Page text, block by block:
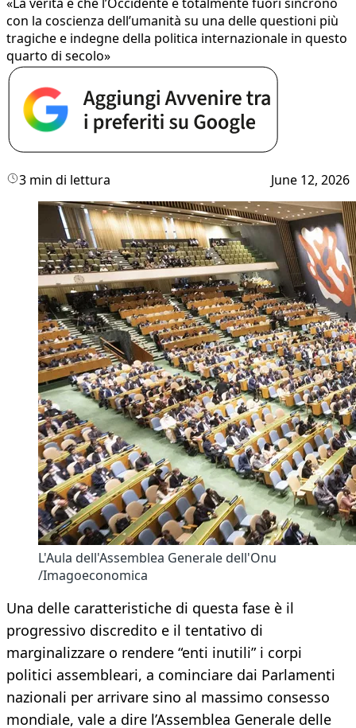
con la coscienza dell’umanità su una delle questioni più
tragiche e indegne della politica internazionale in questo
quarto di secolo»
3 min di lettura June 12, 2026
L'Aula dell'Assemblea Generale dell'Onu
/Imagoeconomica
Una delle caratteristiche di questa fase è il
progressivo discredito e il tentativo di
marginalizzare o rendere “enti inutili” i corpi
politici assembleari, a cominciare dai Parlamenti
nazionali per arrivare sino al massimo consesso
mondiale, vale a dire l’Assemblea Generale delle